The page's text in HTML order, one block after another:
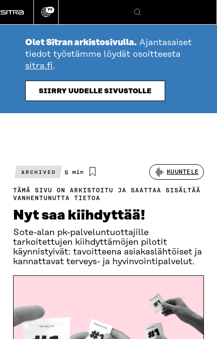
suoraan
sisältöön
Vaihda
kieli
FI
Hae
Olet Sitran arkistosivulla. Ajantasaiset
tiedot työstämme löydät osoitteesta
sitra.fi.
SIIRRY UUDELLE SIVUSTOLLE
ARCHIVED
Arvioitu
5 min KUUNTELE
TÄMÄ SIVU ON ARKISTOITU JA SAATTAA SISÄLTÄÄ
VANHENTUNUTTA TIETOA
Nyt saa kiihdyttää!
Sote-alan pk-palveluntuottajille
tarkoitettujen kiihdyttämöjen pilotit
käynnistyivät: tavoitteena asiakaslähtöiset ja
kannattavat terveys- ja hyvinvointipalvelut.